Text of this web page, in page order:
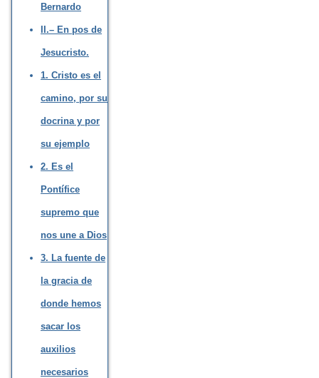
Bernardo
II.– En pos de
Jesucristo.
1. Cristo es el
camino, por su
docrina y por
su ejemplo
2. Es el
Pontífice
supremo que
nos une a Dios
3. La fuente de
la gracia de
donde hemos
sacar los
auxilios
necesarios